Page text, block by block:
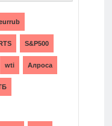
RTS S&P500
wti Алроса